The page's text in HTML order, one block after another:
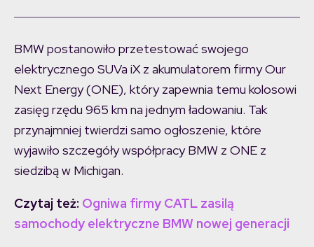
BMW postanowiło przetestować swojego
elektrycznego SUVa iX z akumulatorem firmy Our
Next Energy (ONE), który zapewnia temu kolosowi
zasięg rzędu 965 km na jednym ładowaniu. Tak
przynajmniej twierdzi samo ogłoszenie, które
wyjawiło szczegóły współpracy BMW z ONE z
siedzibą w Michigan.
Czytaj też: Ogniwa firmy CATL zasilą
samochody elektryczne BMW nowej generacji